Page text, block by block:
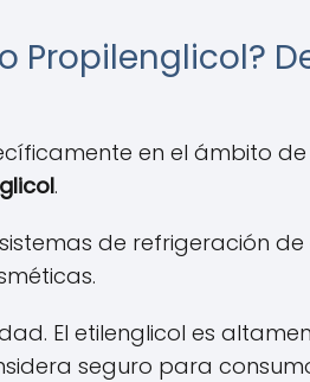
Propilenglicol?
en el ámbito
.
de refrigeración
El etilenglicol es
seguro para